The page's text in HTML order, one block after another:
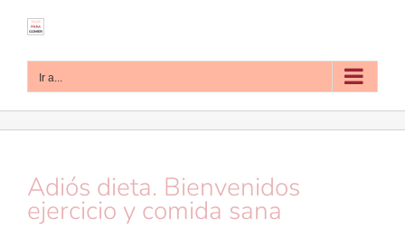
contenido
Ir a...
Adiós dieta. Bienvenidos
ejercicio y comida sana